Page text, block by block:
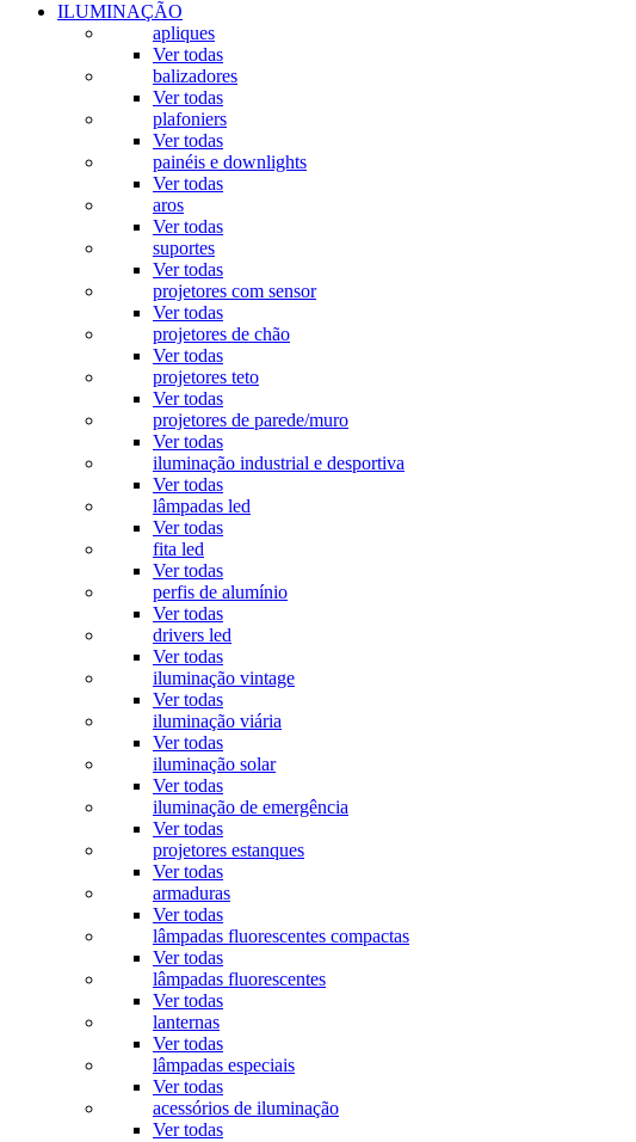
ILUMINAÇÃO
apliques
Ver todas
balizadores
Ver todas
plafoniers
Ver todas
painéis e downlights
Ver todas
aros
Ver todas
suportes
Ver todas
projetores com sensor
Ver todas
projetores de chão
Ver todas
projetores teto
Ver todas
projetores de parede/muro
Ver todas
iluminação industrial e desportiva
Ver todas
lâmpadas led
Ver todas
fita led
Ver todas
perfis de alumínio
Ver todas
drivers led
Ver todas
iluminação vintage
Ver todas
iluminação viária
Ver todas
iluminação solar
Ver todas
iluminação de emergência
Ver todas
projetores estanques
Ver todas
armaduras
Ver todas
lâmpadas fluorescentes compactas
Ver todas
lâmpadas fluorescentes
Ver todas
lanternas
Ver todas
lâmpadas especiais
Ver todas
acessórios de iluminação
Ver todas